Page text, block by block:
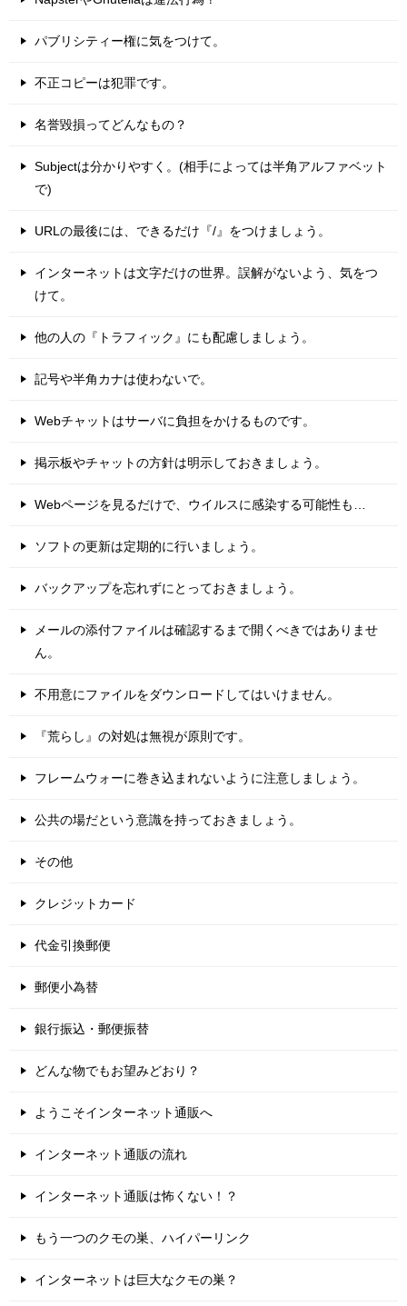
パブリシティー権に気をつけて。
不正コピーは犯罪です。
名誉毀損ってどんなもの？
Subjectは分かりやすく。(相手によっては半角アルファベット
で)
URLの最後には、できるだけ『/』をつけましょう。
インターネットは文字だけの世界。誤解がないよう、気をつ
けて。
他の人の『トラフィック』にも配慮しましょう。
記号や半角カナは使わないで。
Webチャットはサーバに負担をかけるものです。
掲示板やチャットの方針は明示しておきましょう。
Webページを見るだけで、ウイルスに感染する可能性も…
ソフトの更新は定期的に行いましょう。
バックアップを忘れずにとっておきましょう。
メールの添付ファイルは確認するまで開くべきではありませ
ん。
不用意にファイルをダウンロードしてはいけません。
『荒らし』の対処は無視が原則です。
フレームウォーに巻き込まれないように注意しましょう。
公共の場だという意識を持っておきましょう。
その他
クレジットカード
代金引換郵便
郵便小為替
銀行振込・郵便振替
どんな物でもお望みどおり？
ようこそインターネット通販へ
インターネット通販の流れ
インターネット通販は怖くない！？
もう一つのクモの巣、ハイパーリンク
インターネットは巨大なクモの巣？